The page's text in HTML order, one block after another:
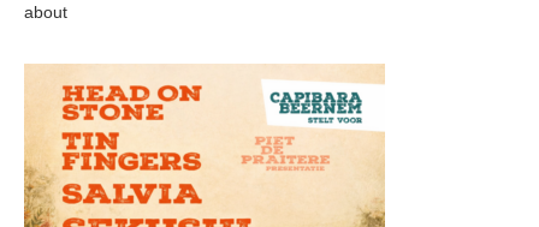
about